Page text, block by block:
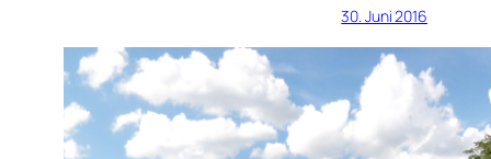
30. Juni 2016